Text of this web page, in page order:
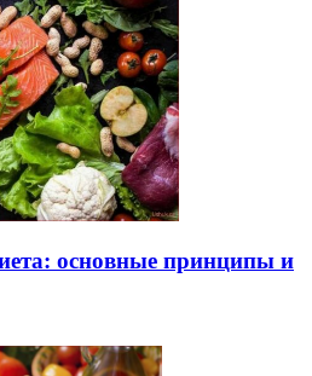
основные принципы и